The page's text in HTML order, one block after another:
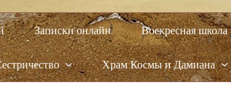
Записки онлайн Воскресная школа
Храм Космы и Дамиана